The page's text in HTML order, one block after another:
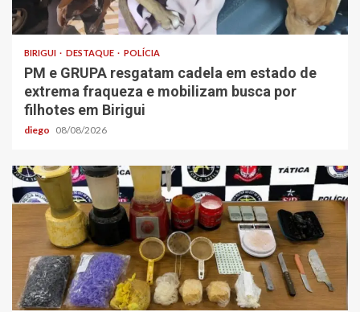
BIRIGUI DESTAQUE POLÍCIA
PM e GRUPA resgatam cadela em estado de
extrema fraqueza e mobilizam busca por
filhotes em Birigui
diego 08/08/2026